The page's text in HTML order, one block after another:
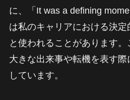
に、「It was a defining
は私のキャリアにおける決定
と使われることがあります
大きな出来事や転機を表す
しています。